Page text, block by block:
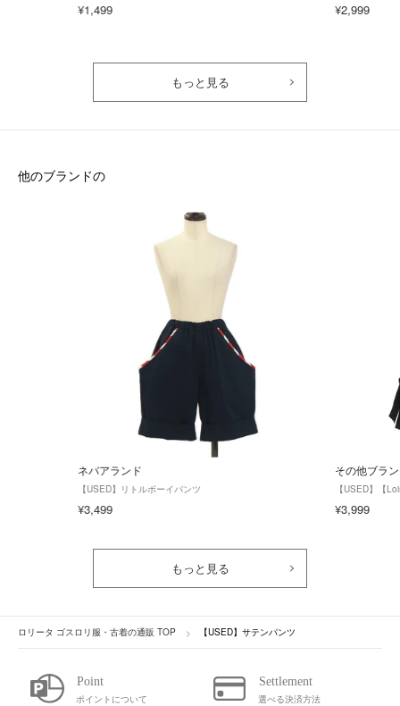
¥1,499 ¥2,999
もっと見る
他のブランドの
ネバアランド
【USED】リトルボーイパンツ
¥3,499
その他ブラ
【USED】【
¥3,999
もっと見る
ロリータ ゴスロリ服・古着の通販 TOP 【USED】サテンパンツ
ポイントについて 選べる決済方法